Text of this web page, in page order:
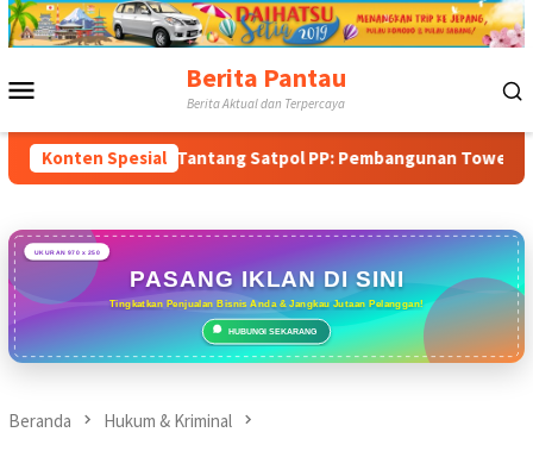
Loncat
ke
Berita Pantau
Berita Aktual dan Terpercaya
Konten Spesial
& Tantang Satpol PP: Pembangunan Tower PT Gihon di
UKURAN 970 x 250
PASANG IKLAN DI SINI
Tingkatkan Penjualan Bisnis Anda & Jangkau Jutaan Pelanggan!
HUBUNGI SEKARANG
Beranda Hukum & Kriminal